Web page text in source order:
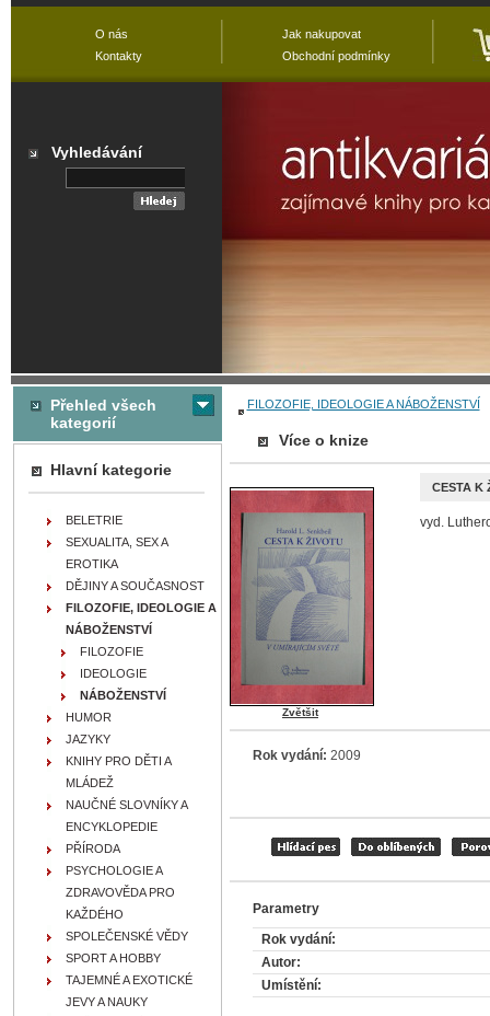
FILOZOFIE, IDEOLOGIE A NÁBOŽENSTVÍ
Více o knize
Zvětšit
CESTA K
vyd.
Rok vydání: 2009
Parametry
Rok vydání:
Autor:
Umístění:
Přehled všech
kategorií
Hlavní kategorie
BELETRIE
SEXUALITA, SEX A
EROTIKA
DĚJINY A SOUČASNOST
FILOZOFIE, IDEOLOGIE A
NÁBOŽENSTVÍ
FILOZOFIE
IDEOLOGIE
NÁBOŽENSTVÍ
HUMOR
JAZYKY
KNIHY PRO DĚTI A
MLÁDEŽ
NAUČNÉ SLOVNÍKY A
ENCYKLOPEDIE
PŘÍRODA
PSYCHOLOGIE A
ZDRAVOVĚDA PRO
KAŽDÉHO
SPOLEČENSKÉ VĚDY
SPORT A HOBBY
TAJEMNÉ A EXOTICKÉ
JEVY A NAUKY
O nás
Kontakty
Jak nakupovat
Obchodní podmínky
Vyhledávání